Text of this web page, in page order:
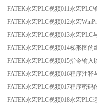
FATEK永宏PLC视频011永宏PLC
FATEK永宏PLC视频012永宏
FATEK永宏PLC视频013永宏PLC
FATEK永宏PLC视频014梯形图的
FATEK永宏PLC视频015指令输
FATEK永宏PLC视频016程序注释
FATEK永宏PLC视频017程序密码
FATEK永宏PLC视频018永宏